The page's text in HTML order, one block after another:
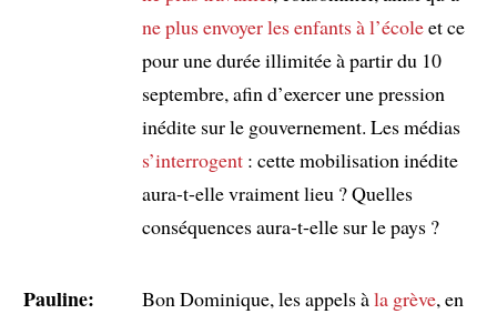
ne plus envoyer les enfants à l’écoleet ce
pour une durée illimitée à partir du 10
septembre, afin d’exercer une pression
inédite sur le gouvernement. Les médias
s’interrogent: cette mobilisation inédite
aura-t-elle vraiment lieu ? Quelles
conséquences aura-t-elle sur le pays ?
Pauline: Bon Dominique, les appels àla grève, en